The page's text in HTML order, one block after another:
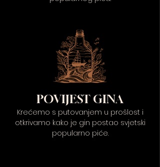
POVIJEST GINA
Krećemo s putovanjem u prošlost i
otkrivamo kako je gin postao svjetski
popularno piće.